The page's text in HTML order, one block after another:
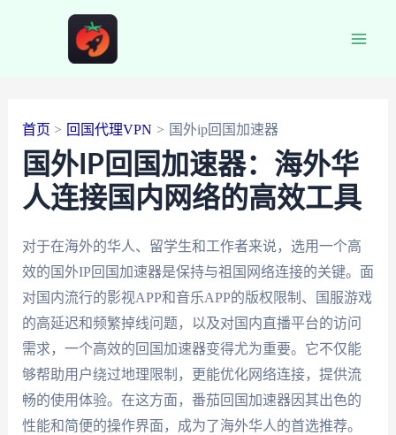
首页 回国代理VPN 国外ip回国加速器
国外IP回国加速器：海外华
人连接国内网络的高效工具
对于在海外的华人、留学生和工作者来说，选用一个高
效的国外IP回国加速器是保持与祖国网络连接的关键。面
对国内流行的影视APP和音乐APP的版权限制、国服游戏
的高延迟和频繁掉线问题，以及对国内直播平台的访问
需求，一个高效的回国加速器变得尤为重要。它不仅能
够帮助用户绕过地理限制，更能优化网络连接，提供流
畅的使用体验。在这方面，番茄回国加速器因其出色的
性能和简便的操作界面，成为了海外华人的首选推荐。